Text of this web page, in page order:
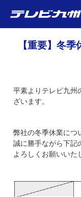
【重要】冬
平素よりテレビ九州
ざいます。
弊社の冬季休業につ
誠に勝手ながら下記
よろしくお願いいた